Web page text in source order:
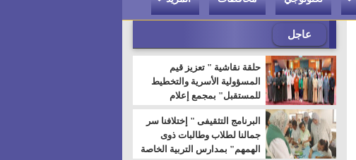
عاجل
حلقة نقاشية " تعزيز قيم
المسؤولية الأسرية والتخطيط
للمستقبل" بمجمع إعلام
السويس
البرنامج التثقيفى " إختلافنا سر
جمالنا لطلاب وطالبات ذوى
الهمهم" بمدارس التربية الخاصة